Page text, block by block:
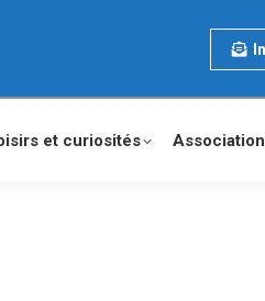
et curiosités